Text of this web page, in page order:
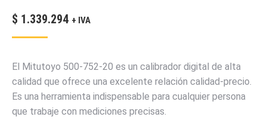
$ 1.339.294 + IVA
El Mitutoyo 500-752-20 es un calibrador digital de alta
calidad que ofrece una excelente relación calidad-precio.
Es una herramienta indispensable para cualquier persona
que trabaje con mediciones precisas.